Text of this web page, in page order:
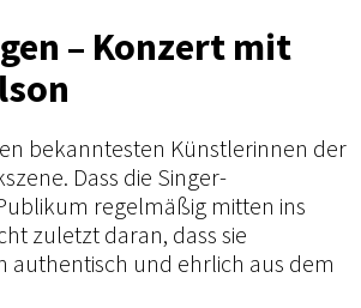
– Konzert mit
bekanntesten Künstlerinnen der
Dass die Singer-
regelmäßig mitten ins
zuletzt daran, dass sie
authentisch und ehrlich aus dem